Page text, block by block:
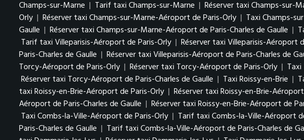
Champs-sur-Marne | Tarif taxi Champs-sur-Marne | Réserver taxi Champs-sur-
Orly | Réserver taxi Champs-sur-Marne-Aéroport de Paris-Orly | Taxi Champs-
Gaulle | Réserver taxi Champs-sur-Marne-Aéroport de Paris-Charles de Gaulle |
Tarif taxi Villeparisis-Aéroport de Paris-Orly | Réserver taxi Villeparisis-Aéroport
Paris-Charles de Gaulle | Réserver taxi Villeparisis-Aéroport de Paris-Charles de
Torcy-Aéroport de Paris-Orly | Réserver taxi Torcy-Aéroport de Paris-Orly |
Réserver taxi Torcy-Aéroport de Paris-Charles de Gaulle | Taxi Roissy-en-Brie |
taxi Roissy-en-Brie-Aéroport de Paris-Orly | Réserver taxi Roissy-en-Brie-
Aéroport de Paris-Charles de Gaulle | Réserver taxi Roissy-en-Brie-Aéroport de
Taxi Combs-la-Ville-Aéroport de Paris-Orly | Tarif taxi Combs-la-Ville-Aéroport
Paris-Charles de Gaulle | Tarif taxi Combs-la-Ville-Aéroport de Paris-Charles de